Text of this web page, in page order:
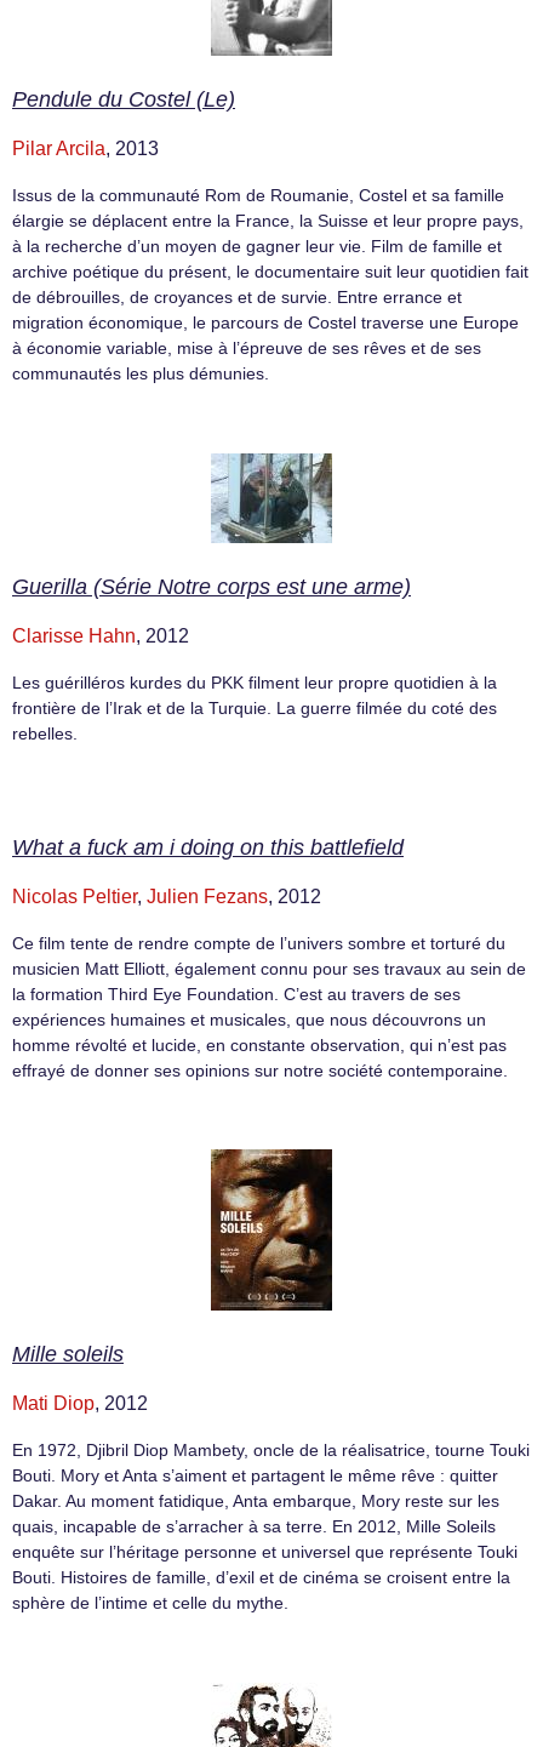
Pendule du Costel (Le)
Pilar Arcila, 2013
Issus de la communauté Rom de Roumanie, Costel et sa famille
élargie se déplacent entre la France, la Suisse et leur propre pays,
à la recherche d’un moyen de gagner leur vie. Film de famille et
archive poétique du présent, le documentaire suit leur quotidien fait
de débrouilles, de croyances et de survie. Entre errance et
migration économique, le parcours de Costel traverse une Europe
à économie variable, mise à l’épreuve de ses rêves et de ses
communautés les plus démunies.
Guerilla (Série Notre corps est une arme)
Clarisse Hahn, 2012
Les guérilléros kurdes du PKK filment leur propre quotidien à la
frontière de l’Irak et de la Turquie. La guerre filmée du coté des
rebelles.
What a fuck am i doing on this battlefield
Nicolas Peltier, Julien Fezans, 2012
Ce film tente de rendre compte de l’univers sombre et torturé du
musicien Matt Elliott, également connu pour ses travaux au sein de
la formation Third Eye Foundation. C’est au travers de ses
expériences humaines et musicales, que nous découvrons un
homme révolté et lucide, en constante observation, qui n’est pas
effrayé de donner ses opinions sur notre société contemporaine.
Mille soleils
Mati Diop, 2012
En 1972, Djibril Diop Mambety, oncle de la réalisatrice, tourne Touki
Bouti. Mory et Anta s’aiment et partagent le même rêve : quitter
Dakar. Au moment fatidique, Anta embarque, Mory reste sur les
quais, incapable de s’arracher à sa terre. En 2012, Mille Soleils
enquête sur l’héritage personne et universel que représente Touki
Bouti. Histoires de famille, d’exil et de cinéma se croisent entre la
sphère de l’intime et celle du mythe.